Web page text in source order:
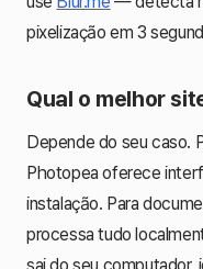
pixelização em 3
Qual o melhor
Depende do seu caso.
Photopea oferece
instalação. Para
processa tudo